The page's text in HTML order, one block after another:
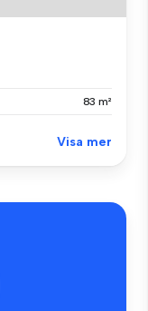
83 m²
Visa mer